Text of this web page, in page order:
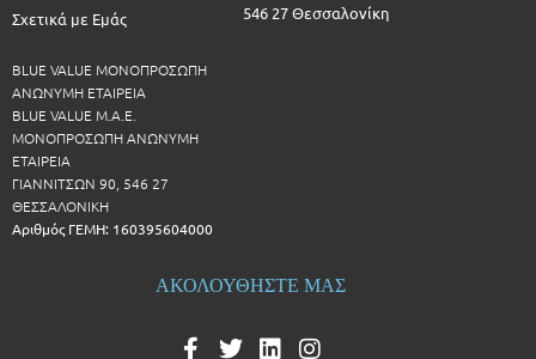
Σχετικά με Εμάς
BLUE VALUE ΜΟΝΟΠΡΟΣΩΠΗ
ΑΝΩΝΥΜΗ ΕΤΑΙΡΕΙΑ
BLUE VALUE Μ.Α.Ε.
ΜΟΝΟΠΡΟΣΩΠΗ ΑΝΩΝΥΜΗ
ΕΤΑΙΡΕΙΑ
ΓΙΑΝΝΙΤΣΩΝ 90, 546 27
ΘΕΣΣΑΛΟΝΙΚΗ
Αριθμός ΓΕΜΗ: 160395604000
546 27 Θεσσαλονίκη
ΑΚΟΛΟΥΘΗΣΤΕ ΜΑΣ